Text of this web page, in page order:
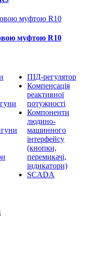
муфтою R10
ПІД-регулятор
Компенсація
реактивної
потужності
Компоненти
людино-
машинного
інтерфейсу
(кнопки,
перемикачі,
індикатори)
SCADA